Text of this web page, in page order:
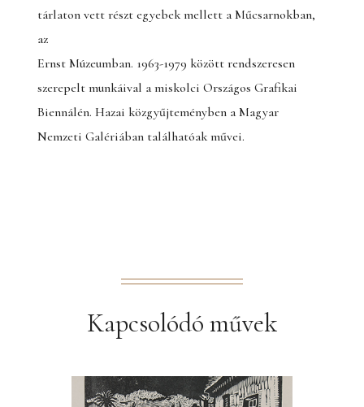
tárlaton vett részt egyebek mellett a Műcsarnokban,
az
Ernst Múzeumban. 1963-1979 között rendszeresen
szerepelt munkáival a miskolci Országos Grafikai
Biennálén. Hazai közgyűjteményben a Magyar
Nemzeti Galériában találhatóak művei.
Kapcsolódó művek